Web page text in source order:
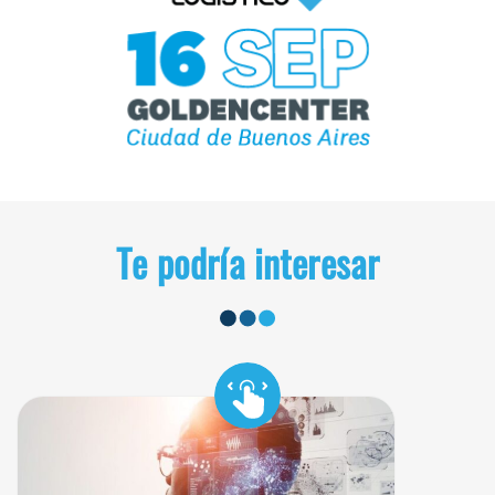
Te podría interesar